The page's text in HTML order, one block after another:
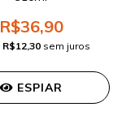
R$36,90
R$12,30 sem juros
ESPIAR